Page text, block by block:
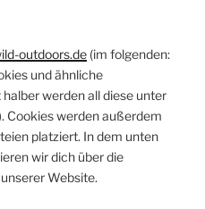
outdoors.de (im folgenden:
und ähnliche
werden all diese unter
Cookies werden außerdem
platziert. In dem unten
wir dich über die
Website.